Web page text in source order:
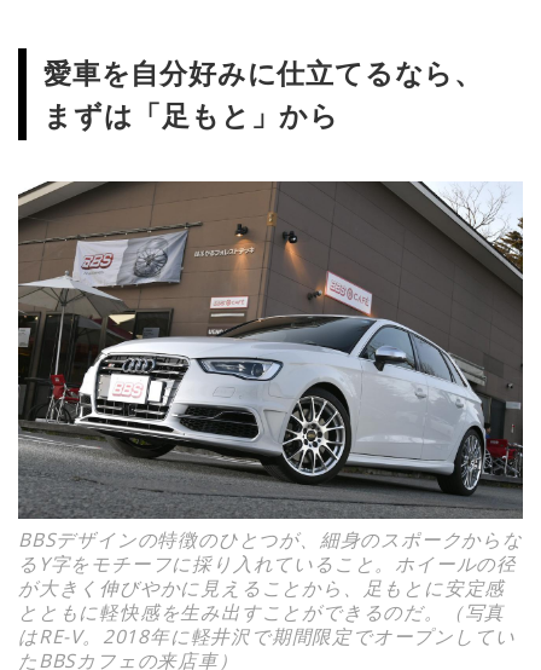
愛車を自分好みに仕立てるなら、
まずは「足もと」から
BBSデザインの特徴のひとつが、細身のスポークからな
るY字をモチーフに採り入れていること。ホイールの径
が大きく伸びやかに見えることから、足もとに安定感
とともに軽快感を生み出すことができるのだ。（写真
はRE-V。2018年に軽井沢で期間限定でオープンしてい
たBBSカフェの来店車）